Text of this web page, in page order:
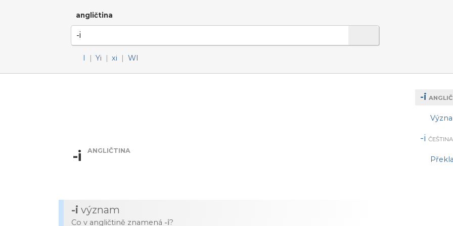
angličtina
I | Yi | xi | WI
-i
-i ČEŠTINA
-i ANGLIČTINA
-i význam
Co v angličtině znamená -i?